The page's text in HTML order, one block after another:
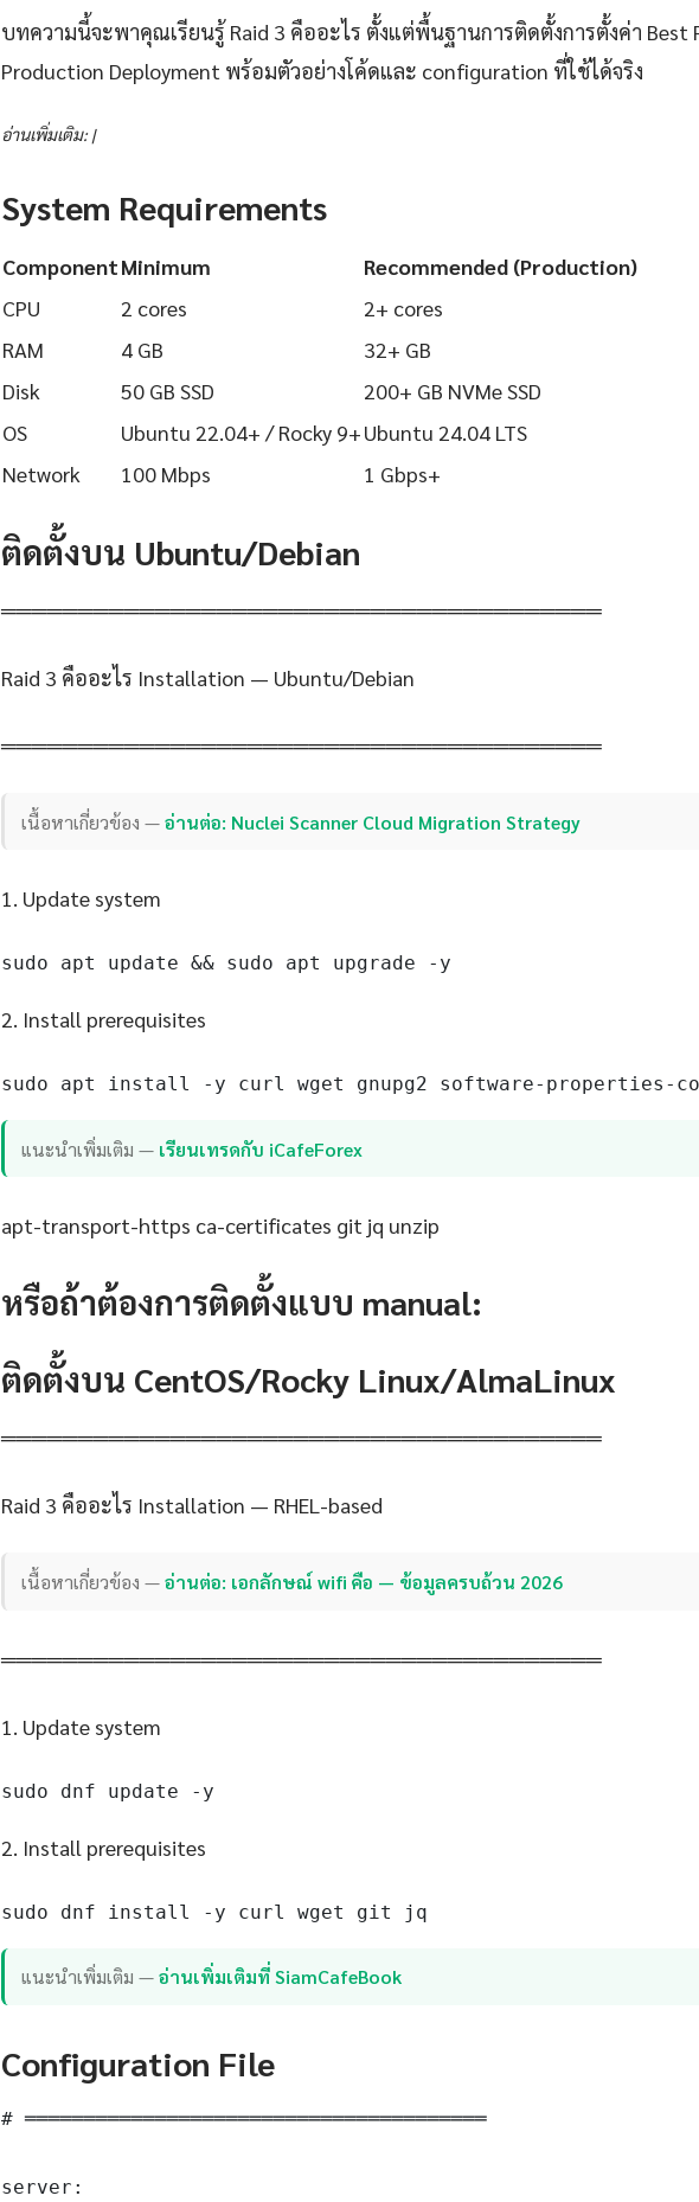
บทความนี้จะพาคุณเรียนรู้ Raid 3 คืออะไร ตั้งแต่พื้นฐานการติดตั้งการตั้งค่า Best
Production Deployment พร้อมตัวอย่างโค้ดและ configuration ที่ใช้ได้จริง
อ่านเพิ่มเติม: |
System Requirements
ComponentMinimum
Recommended (Production)
CPU
2 cores
2+ cores
RAM
4 GB
32+ GB
Disk
50 GB SSD
200+ GB NVMe SSD
OS
Ubuntu 22.04+ / Rocky 9+Ubuntu 24.04 LTS
Network
100 Mbps 1 Gbps+
ติดตั้งบน Ubuntu/Debian
═══════════════════════════════════════
Raid 3 คืออะไร Installation — Ubuntu/Debian
═══════════════════════════════════════
เนื้อหาเกี่ยวข้อง —อ่านต่อ: Nuclei Scanner Cloud Migration Strategy
1. Update system
sudo apt update && sudo apt upgrade -y
2. Install prerequisites
sudo apt install -y curl wget gnupg2 software-properties-
แนะนำเพิ่มเติม — เรียนเทรดกับ iCafeForex
apt-transport-https ca-certificates git jq unzip
หรือถ้าต้องการติดตั้งแบบ manual:
ติดตั้งบน CentOS/Rocky Linux/AlmaLinux
═══════════════════════════════════════
Raid 3 คืออะไร Installation — RHEL-based
เนื้อหาเกี่ยวข้อง —อ่านต่อ: เอกลักษณ์ wifi คือ — ข้อมูลครบถ้วน 2026
═══════════════════════════════════════
1. Update system
sudo dnf update -y
2. Install prerequisites
sudo dnf install -y curl wget git jq
แนะนำเพิ่มเติม —อ่านเพิ่มเติมที่ SiamCafeBook
Configuration File
# ═══════════════════════════════════════
server: